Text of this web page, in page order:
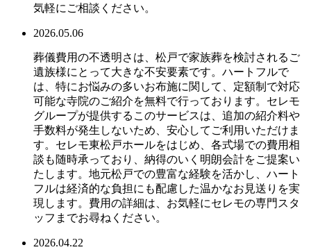
気軽にご相談ください。
2026.05.06
葬儀費用の不透明さは、松戸で家族葬を検討されるご
遺族様にとって大きな不安要素です。ハートフルで
は、特にお悩みの多いお布施に関して、定額制で対応
可能な寺院のご紹介を無料で行っております。セレモ
グループが提供するこのサービスは、追加の紹介料や
手数料が発生しないため、安心してご利用いただけま
す。セレモ東松戸ホールをはじめ、各式場での費用相
談も随時承っており、納得のいく明朗会計をご提案い
たします。地元松戸での豊富な経験を活かし、ハート
フルは経済的な負担にも配慮した温かなお見送りを実
現します。費用の詳細は、お気軽にセレモの専門スタ
ッフまでお尋ねください。
2026.04.22